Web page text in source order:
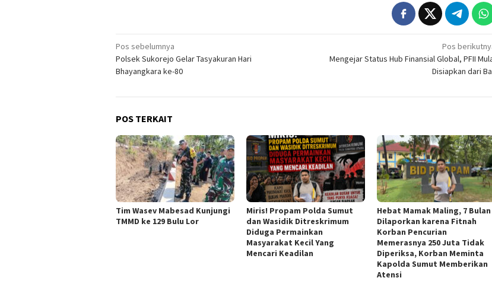
Navigasi
pos
Pos sebelumnya
Polsek Sukorejo Gelar Tasyakuran Hari
Bhayangkara ke-80
Pos
Mengejar Status Hub Finansial Global, PFII
Disiapkan dari
POS TERKAIT
Tim Wasev Mabesad Kunjungi
TMMD ke 129 Bulu Lor
Miris! Propam Polda Sumut
dan Wasidik Ditreskrimum
Diduga Permainkan
Masyarakat Kecil Yang
Mencari Keadilan
Hebat Mamak Maling, 7 Bulan
Dilaporkan karena Fitnah
Korban Pencurian
Memerasnya 250 Juta Tidak
Diperiksa, Korban Meminta
Kapolda Sumut Memberikan
Atensi